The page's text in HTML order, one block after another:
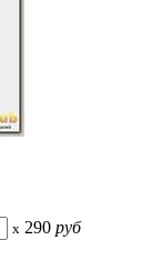
x 290 руб